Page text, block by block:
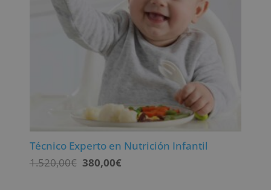
Técnico Experto en Nutrición Infantil
1.520,00€ El
380,00€El